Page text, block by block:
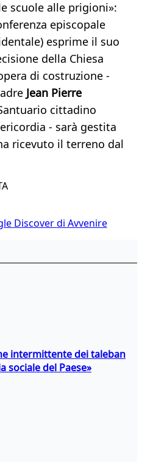
scuole alle prigioni»:
episcopale
esprime il suo
della Chiesa
di costruzione -
Jean Pierre
cittadino
- sarà gestita
ricevuto il terreno dal
Discover di Avvenire
intermittente dei taleban
sociale del Paese»